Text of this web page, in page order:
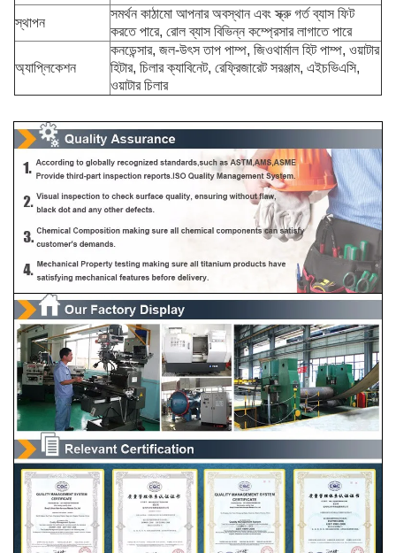
স্থাপন
সমর্থন কাঠামো আপনার অবস্থান এবং স্ক্রু গর্ত ব্যাস ফিট
করতে পারে, রোল ব্যাস বিভিন্ন কম্প্রেসার লাগাতে পারে
অ্যাপ্লিকেশন
কনডেন্সার, জল-উৎস তাপ পাম্প, জিওথার্মাল হিট পাম্প, ওয়াটার
হিটার, চিলার ক্যাবিনেট, রেফ্রিজারেট সরঞ্জাম, এইচভিএসি,
ওয়াটার চিলার